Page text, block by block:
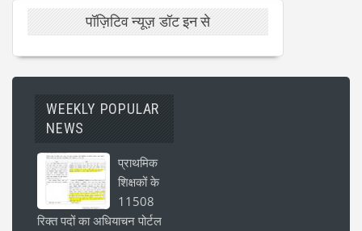
पॉज़िटिव न्यूज़ डॉट इन से
WEEKLY POPULAR
NEWS
प्राथमिक
शिक्षकों के
11508
रिक्त पदों का अधियाचन पोर्टल